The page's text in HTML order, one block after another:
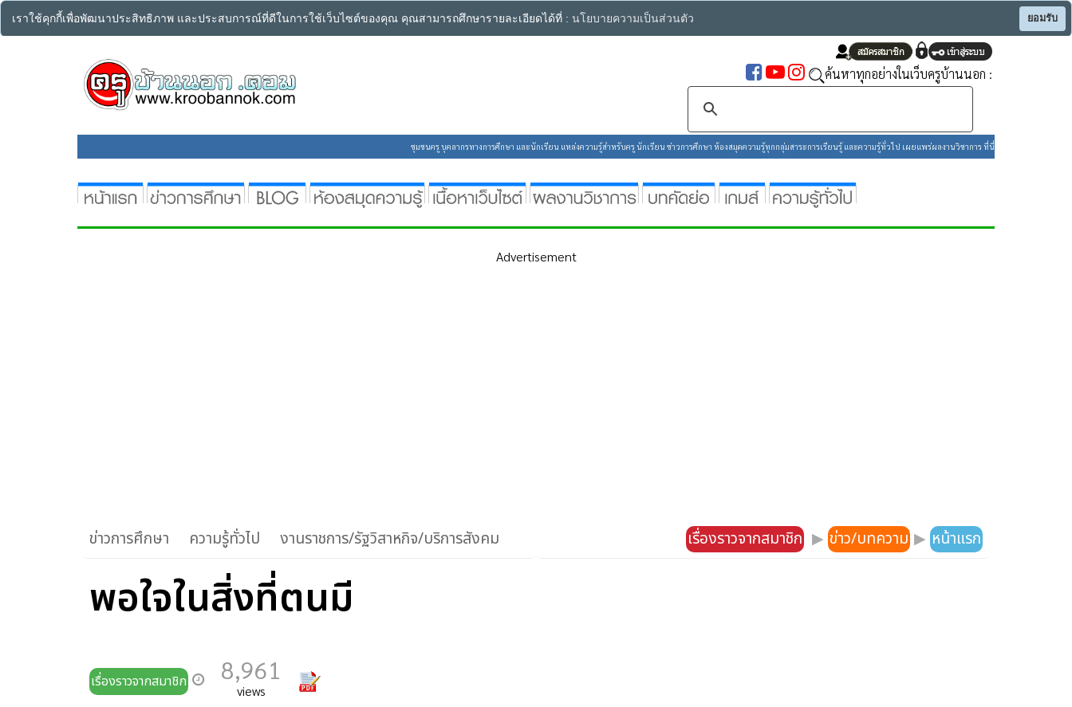
เราใช้คุกกี้เพื่อพัฒนาประสิทธิภาพ และประสบการณ์ที่ดีในการใช้เว็บไซต์ของคุณ คุณสามารถศึกษารายละเอียดได้ที่ : นโยบายความเป็นส่วนตัว ยอมรับ
ค้นหาทุกอย่างในเว็บครูบ้านนอก :
ชุมชนครู บุคลากรทางการศึกษา และนักเรียน แหล่งความรู้สำหรับครู นักเรียน ข่าวการศึกษา ห้องสมุดความรู้ทุกกลุ่มสาระการเรียนรู้ และความรู้ทั่วไป เผยแพร่ผลงานวิชาการ ที่นี่
Advertisement
ข่าวการศึกษา ความรู้ทั่วไป งานราชการ/รัฐวิสาหกิจ/บริการสังคม เรื่องราวจากสมาชิก ▶ ข่าว/บทความ ▶ หน้าแรก
พอใจในสิ่งที่ตนมี
เรื่องราวจากสมาชิก 8,961
views